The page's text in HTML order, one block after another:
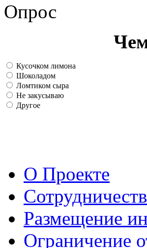
Опрос
Кусочком лимона
Шоколадом
Ломтиком сыра
Не закусываю
Другое
О Проекте
Размещение
Ограничение